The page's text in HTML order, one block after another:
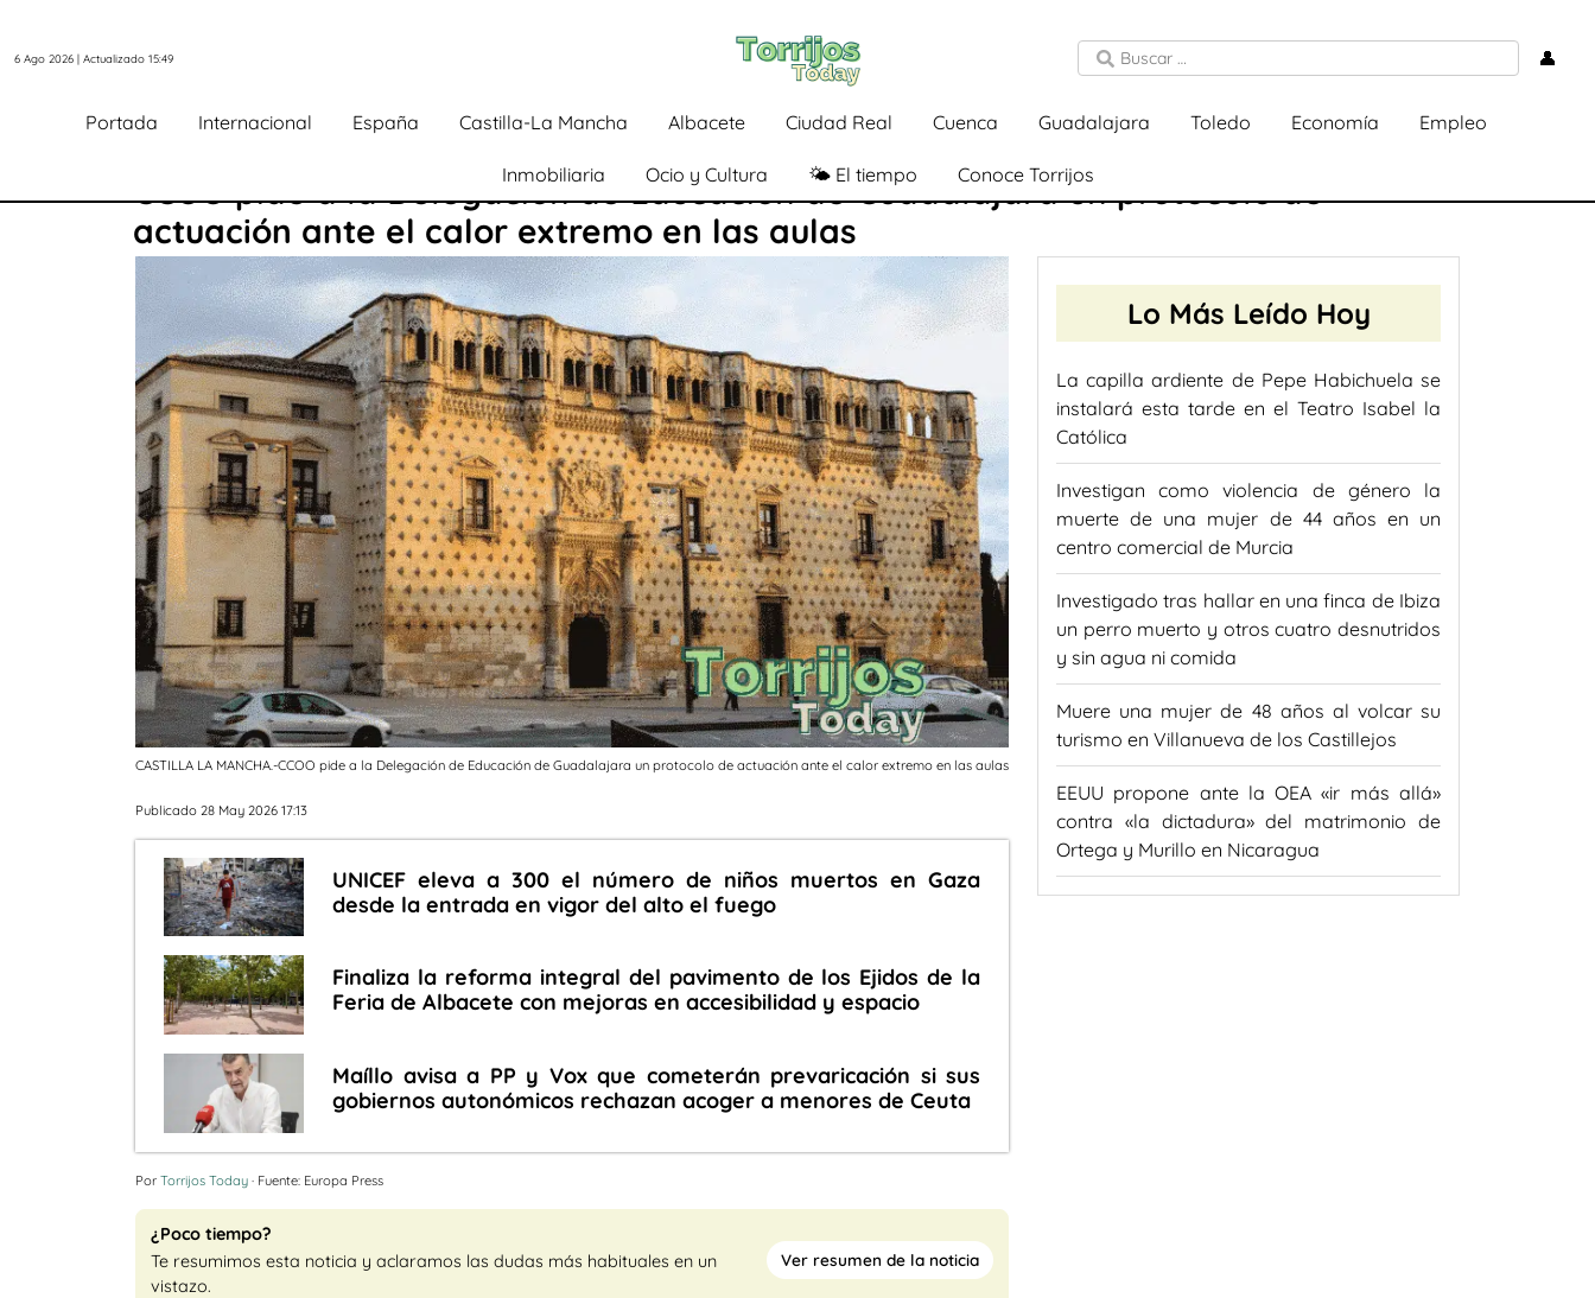
6 Ago 2026 | Actualizado 15:49 👤
Portada Internacional España Castilla-La Mancha Albacete Ciudad Real Cuenca Guadalajara Toledo Economía Empleo
Inmobiliaria Ocio y Cultura 🌤️ El tiempo Conoce Torrijos
CCOO pide a la Delegación de Educación de Guadalajara un protocolo de
actuación ante el calor extremo en las aulas
CASTILLA LA MANCHA.-CCOO pide a la Delegación de Educación de Guadalajara un protocolo de actuación ante el calor extremo en las aulas
Publicado 28 May 2026 17:13
UNICEF eleva a 300 el número de niños muertos en Gaza
desde la entrada en vigor del alto el fuego
Finaliza la reforma integral del pavimento de los Ejidos de la
Feria de Albacete con mejoras en accesibilidad y espacio
Maíllo avisa a PP y Vox que cometerán prevaricación si sus
gobiernos autonómicos rechazan acoger a menores de Ceuta
Por Torrijos Today · Fuente: Europa Press
¿Poco tiempo?
Te resumimos esta noticia y aclaramos las dudas más habituales en un
vistazo.
Ver resumen de la noticia
Lo Más Leído Hoy
La capilla ardiente de Pepe Habichuela se
instalará esta tarde en el Teatro Isabel la
Católica
Investigan como violencia de género la
muerte de una mujer de 44 años en un
centro comercial de Murcia
Investigado tras hallar en una finca de Ibiza
un perro muerto y otros cuatro desnutridos
y sin agua ni comida
Muere una mujer de 48 años al volcar su
turismo en Villanueva de los Castillejos
EEUU propone ante la OEA «ir más allá»
contra «la dictadura» del matrimonio de
Ortega y Murillo en Nicaragua